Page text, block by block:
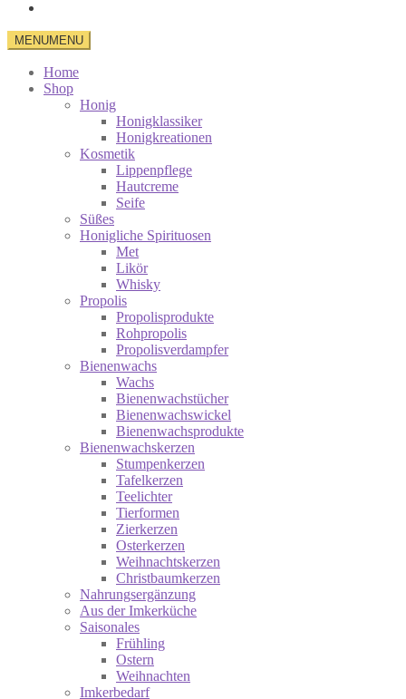
MENUMENU
Home
Shop
Honig
Honigklassiker
Honigkreationen
Kosmetik
Lippenpflege
Hautcreme
Seife
Süßes
Honigliche Spirituosen
Met
Likör
Whisky
Propolis
Propolisprodukte
Rohpropolis
Propolisverdampfer
Bienenwachs
Wachs
Bienenwachstücher
Bienenwachswickel
Bienenwachsprodukte
Bienenwachskerzen
Stumpenkerzen
Tafelkerzen
Teelichter
Tierformen
Zierkerzen
Osterkerzen
Weihnachtskerzen
Christbaumkerzen
Nahrungsergänzung
Aus der Imkerküche
Saisonales
Frühling
Ostern
Weihnachten
Imkerbedarf